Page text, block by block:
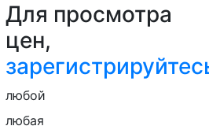
Для просмотра
цен,
любой
любая